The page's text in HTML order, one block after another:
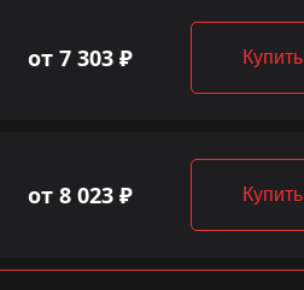
от 7 303 ₽ Купить
от 8 023 ₽ Купить